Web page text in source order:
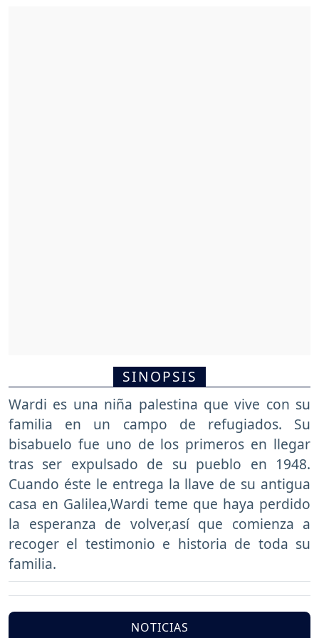
SINOPSIS
Wardi es una niña palestina que vive con su
familia en un campo de refugiados. Su
bisabuelo fue uno de los primeros en llegar
tras ser expulsado de su pueblo en 1948.
Cuando éste le entrega la llave de su antigua
casa en Galilea,Wardi teme que haya perdido
la esperanza de volver,así que comienza a
recoger el testimonio e historia de toda su
familia.
NOTICIAS